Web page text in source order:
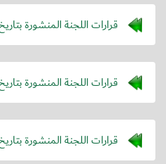
قرارات اللجنة المنشورة
قرارات اللجنة المنشورة
قرارات اللجنة المنشورة